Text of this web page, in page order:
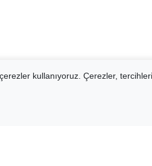
kullanıyoruz. Çerezler,